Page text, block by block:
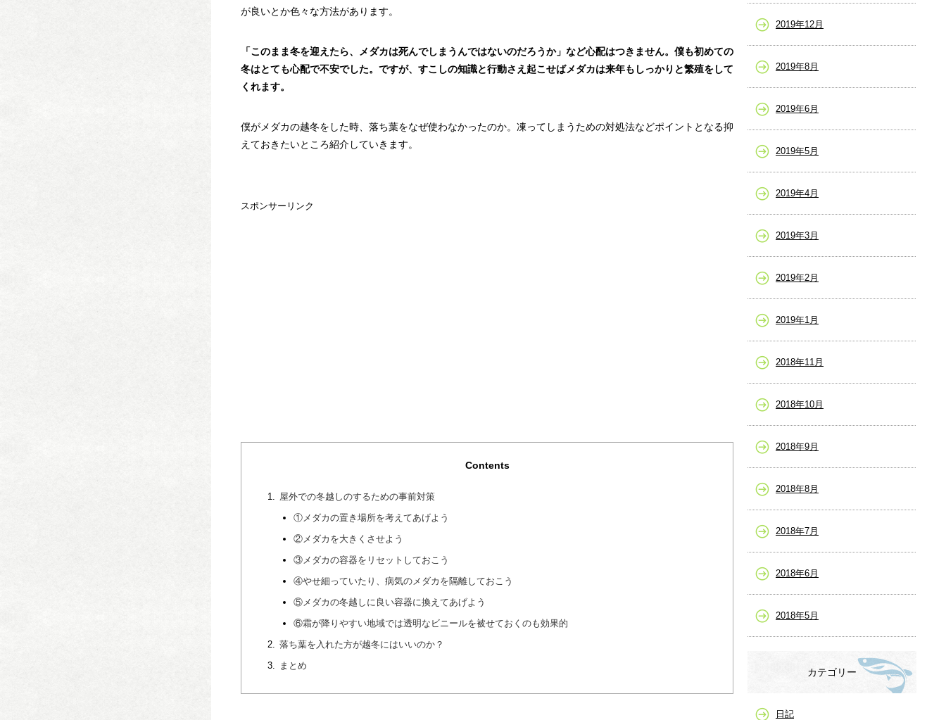
が良いとか色々な方法があります。
「このまま冬を迎えたら、メダカは死んでしまうんではないのだろうか」など心配はつきません。僕も初めての
冬はとても心配で不安でした。ですが、すこしの知識と行動さえ起こせばメダカは来年もしっかりと繁殖をして
くれます。
僕がメダカの越冬をした時、落ち葉をなぜ使わなかったのか。凍ってしまうための対処法などポイントとなる抑
えておきたいところ紹介していきます。
スポンサーリンク
Contents
屋外での冬越しのするための事前対策
①メダカの置き場所を考えてあげよう
②メダカを大きくさせよう
③メダカの容器をリセットしておこう
④やせ細っていたり、病気のメダカを隔離しておこう
⑤メダカの冬越しに良い容器に換えてあげよう
⑥霜が降りやすい地域では透明なビニールを被せておくのも効果的
落ち葉を入れた方が越冬にはいいのか？
まとめ
2019年12月
2019年8月
2019年6月
2019年5月
2019年4月
2019年3月
2019年2月
2019年1月
2018年11月
2018年10月
2018年9月
2018年8月
2018年7月
2018年6月
2018年5月
カテゴリー
日記